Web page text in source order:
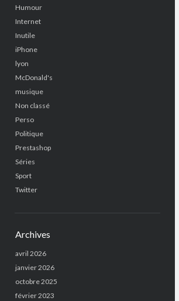
Humour
Internet
Inutile
iPhone
lyon
McDonald's
musique
Non classé
Perso
Politique
Prestashop
Séries
Sport
Twitter
Archives
avril 2026
janvier 2026
octobre 2025
février 2023